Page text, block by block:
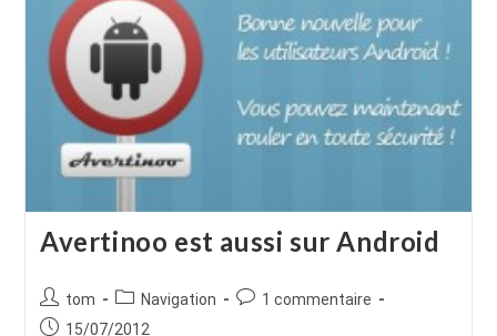
Avertinoo est aussi sur Android
Auteur/autrice
de
tom
Post
category:
Navigation
Commentaires
1 commentaire
Publication
15/07/2012